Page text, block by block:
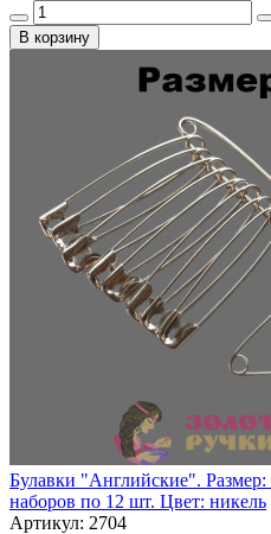
В корзину
Булавки "Английские".
наборов по 12 шт. Цвет: никель
Артикул: 2704